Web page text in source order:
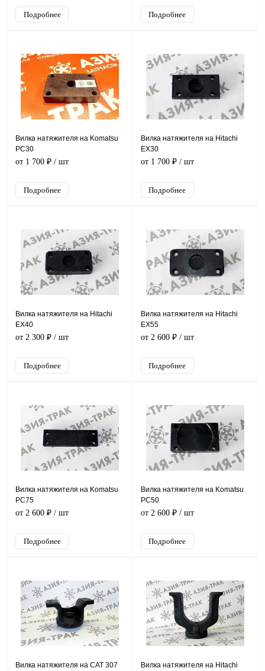
Подробнее Подробнее
Вилка натяжителя на Komatsu
PC30
от 1 700 ₽ / шт
Подробнее
Вилка натяжителя на Hitachi
EX30
от 1 700 ₽/ шт
Подробнее
Вилка натяжителя на Hitachi
EX40
от 2 300 ₽ / шт
Подробнее
Вилка натяжителя на Hitachi
EX55
от 2 600 ₽/ шт
Подробнее
Вилка натяжителя на Komatsu
PC75
от 2 600 ₽ / шт
Подробнее
Вилка натяжителя на Komatsu
PC50
от 2 600 ₽/ шт
Подробнее
Вилка натяжителя на CAT 307
Вилка натяжителя на Hitachi